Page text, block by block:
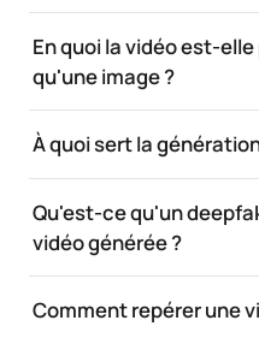
En quoi la vidéo est-
qu'une image ?
À quoi sert la
Qu'est-ce qu'un
vidéo générée ?
Comment repérer une